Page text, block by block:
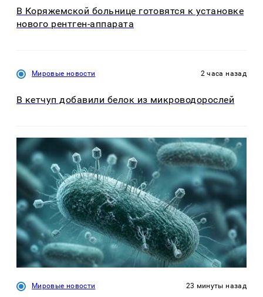
В Коряжемской больнице готовятся к установке
нового рентген-аппарата
Мировые новости 2 часа назад
В кетчуп добавили белок из микроводорослей
Мировые новости 23 минуты назад